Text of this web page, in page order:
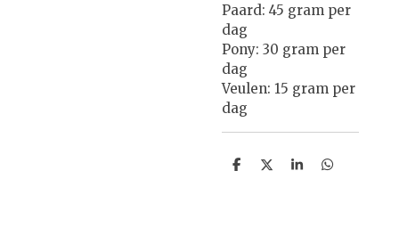
Paard: 45 gram per
dag
Pony: 30 gram per
dag
Veulen: 15 gram per
dag
D
D
S
D